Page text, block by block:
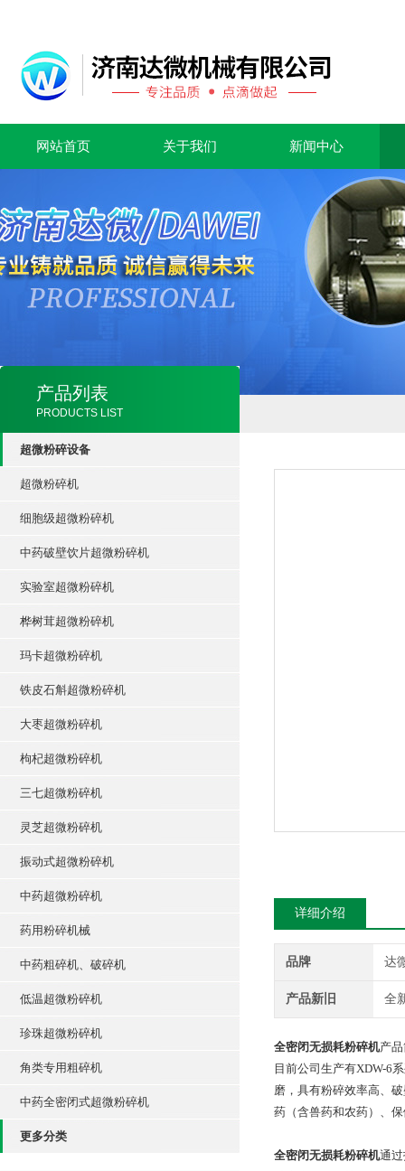
网站首页 关于我们 新闻中心
产品列表
PRODUCTS LIST
超微粉碎设备
超微粉碎机
细胞级超微粉碎机
中药破壁饮片超微粉碎机
实验室超微粉碎机
桦树茸超微粉碎机
玛卡超微粉碎机
铁皮石斛超微粉碎机
大枣超微粉碎机
枸杞超微粉碎机
三七超微粉碎机
灵芝超微粉碎机
振动式超微粉碎机
中药超微粉碎机
药用粉碎机械
中药粗碎机、破碎机
低温超微粉碎机
珍珠超微粉碎机
角类专用粗碎机
中药全密闭式超微粉碎机
更多分类
详细介绍
品牌 达
产品新旧 全
全密闭无损耗粉碎机产
目前公司生产有XDW-6
磨，具有粉碎效率高、
药（含兽药和农药）、
全密闭无损耗粉碎机通